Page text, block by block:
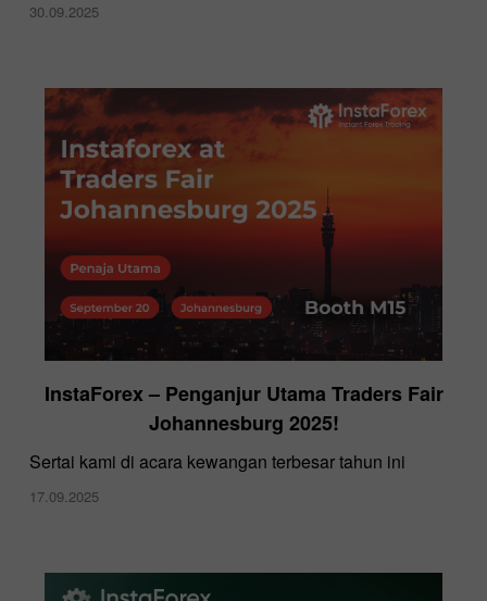
30.09.2025
InstaForex – Penganjur Utama Traders Fair
Johannesburg 2025!
Sertai kami di acara kewangan terbesar tahun ini
17.09.2025